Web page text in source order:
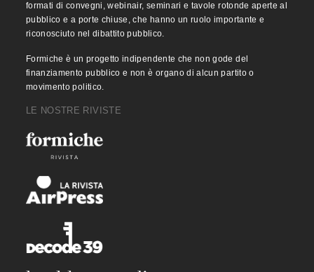
formati di convegni, webinair, seminari e tavole rotonde aperte al
pubblico e a porte chiuse, che hanno un ruolo importante e
riconosciuto nel dibattito pubblico.
Formiche è un progetto indipendente che non gode del
finanziamento pubblico e non è organo di alcun partito o
movimento politico.
LE NOSTRE RIVISTE